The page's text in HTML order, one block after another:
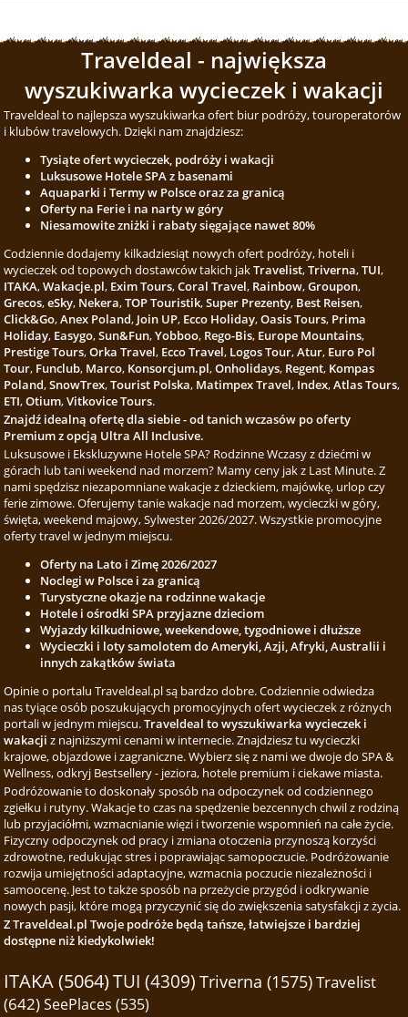
Traveldeal - największa
wyszukiwarka wycieczek i wakacji
Traveldeal to najlepsza wyszukiwarka ofert biur podróży, touroperatorów
i klubów travelowych. Dzięki nam znajdziesz:
Tysiąte ofert wycieczek, podróży i wakacji
Luksusowe Hotele SPA z basenami
Aquaparki i Termy w Polsce oraz za granicą
Oferty na Ferie i na narty w góry
Niesamowite zniżki i rabaty sięgające nawet 80%
Codziennie dodajemy kilkadziesiąt nowych ofert podróży, hoteli i
wycieczek od topowych dostawców takich jakTravelist,Triverna,TUI,
ITAKA,Wakacje.pl, Exim Tours,Coral Travel, Rainbow,Groupon,
Grecos,eSky, Nekera,TOP Touristik,Super Prezenty, Best Reisen,
Click&Go,Anex Poland, Join UP, Ecco Holiday,Oasis Tours, Prima
Holiday, Easygo,Sun&Fun,Yobboo, Rego-Bis, Europe Mountains,
Prestige Tours,Orka Travel, Ecco Travel, Logos Tour,Atur, Euro Pol
Tour, Funclub, Marco, Konsorcjum.pl,Onholidays, Regent, Kompas
Poland,SnowTrex,Tourist Polska, Matimpex Travel, Index,Atlas Tours,
ETI,Otium,Vitkovice Tours.
Znajdź idealną ofertę dla siebie - od tanich wczasów po oferty
Premium z opcją Ultra All Inclusive.
Luksusowe i Ekskluzywne Hotele SPA? Rodzinne Wczasy z dziećmi w
górach lub tani weekend nad morzem? Mamy ceny jak z Last Minute. Z
nami spędzisz niezapomniane wakacje z dzieckiem, majówkę, urlop czy
ferie zimowe. Oferujemy tanie wakacje nad morzem, wycieczki w góry,
święta, weekend majowy, Sylwester 2026/2027. Wszystkie promocyjne
oferty travel w jednym miejscu.
Oferty na Lato i Zimę 2026/2027
Noclegi w Polsce i za granicą
Turystyczne okazje na rodzinne wakacje
Hotele i ośrodki SPA przyjazne dzieciom
Wyjazdy kilkudniowe, weekendowe, tygodniowe i dłuższe
Wycieczki i loty samolotem do Ameryki, Azji, Afryki, Australii i
innych zakątków świata
Opinie o portalu Traveldeal.pl są bardzo dobre. Codziennie odwiedza
nas tyiące osób poszukujących promocyjnych ofert wycieczek z różnych
portali w jednym miejscu.Traveldeal to wyszukiwarka wycieczek i
wakacji z najniższymi cenami w internecie. Znajdziesz tu wycieczki
krajowe, objazdowe i zagraniczne. Wybierz się z nami we dwoje do SPA &
Wellness, odkryj Bestsellery - jeziora, hotele premium i ciekawe miasta.
Podróżowanie to doskonały sposób na odpoczynek od codziennego
zgiełku i rutyny. Wakacje to czas na spędzenie bezcennych chwil z rodziną
lub przyjaciółmi, wzmacnianie więzi i tworzenie wspomnień na całe życie.
Fizyczny odpoczynek od pracy i zmiana otoczenia przynoszą korzyści
zdrowotne, redukując stres i poprawiając samopoczucie. Podróżowanie
rozwija umiejętności adaptacyjne, wzmacnia poczucie niezależności i
samoocenę. Jest to także sposób na przeżycie przygód i odkrywanie
nowych pasji, które mogą przyczynić się do zwiększenia satysfakcji z życia.
Z Traveldeal.pl Twoje podróże będą tańsze, łatwiejsze i bardziej
dostępne niż kiedykolwiek!
ITAKA (5064)TUI (4309) Triverna (1575)Travelist
(642) SeePlaces (535)